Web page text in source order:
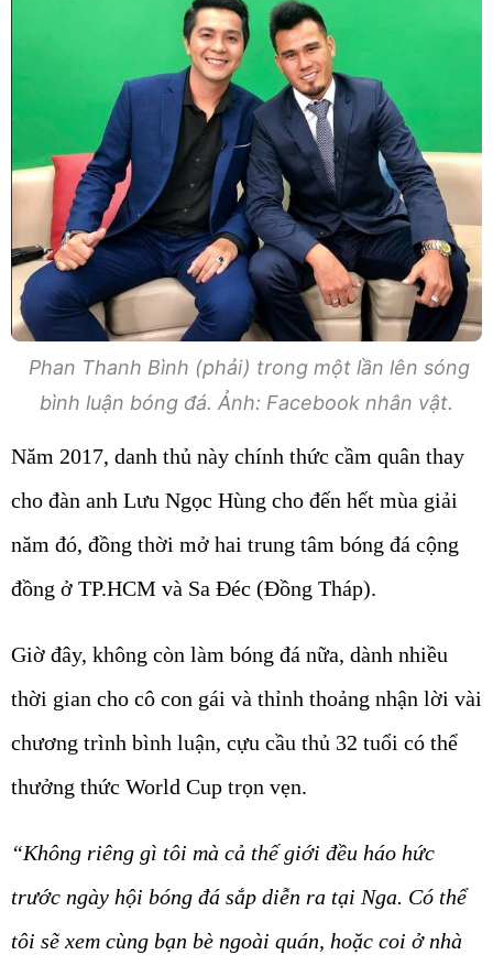
Phan Thanh Bình (phải) trong một lần lên sóng
bình luận bóng đá. Ảnh: Facebook nhân vật.
Năm 2017, danh thủ này chính thức cầm quân thay
cho đàn anh Lưu Ngọc Hùng cho đến hết mùa giải
năm đó, đồng thời mở hai trung tâm bóng đá cộng
đồng ở TP.HCM và Sa Đéc (Đồng Tháp).
Giờ đây, không còn làm bóng đá nữa, dành nhiều
thời gian cho cô con gái và thỉnh thoảng nhận lời vài
chương trình bình luận, cựu cầu thủ 32 tuổi có thể
thưởng thức World Cup trọn vẹn.
“Không riêng gì tôi mà cả thế giới đều háo hức
trước ngày hội bóng đá sắp diễn ra tại Nga. Có thể
tôi sẽ xem cùng bạn bè ngoài quán, hoặc coi ở nhà